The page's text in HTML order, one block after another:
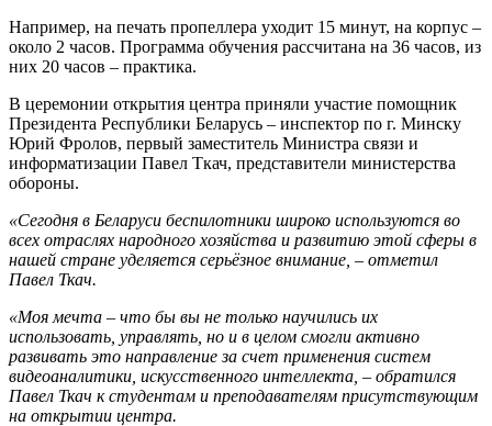
Например, на печать пропеллера уходит 15 минут, на корпус –
около 2 часов. Программа обучения рассчитана на 36 часов, из
них 20 часов – практика.
В церемонии открытия центра приняли участие помощник
Президента Республики Беларусь – инспектор по г. Минску
Юрий Фролов, первый заместитель Министра связи и
информатизации Павел Ткач, представители министерства
обороны.
«Сегодня в Беларуси беспилотники широко используются во
всех отраслях народного хозяйства и развитию этой сферы в
нашей стране уделяется серьёзное внимание, – отметил
Павел Ткач.
«Моя мечта – что бы вы не только научились их
использовать, управлять, но и в целом смогли активно
развивать это направление за счет применения систем
видеоаналитики, искусственного интеллекта, – обратился
Павел Ткач к студентам и преподавателям присутствующим
на открытии центра.